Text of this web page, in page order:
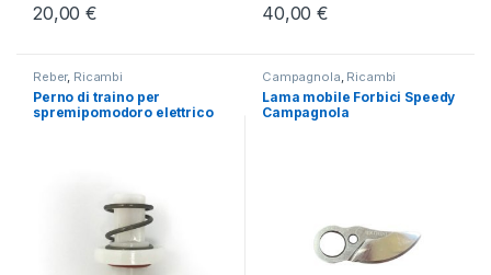
20,00€ 40,00€
Reber, Ricambi
Perno di traino per
spremipomodoro elettrico
Campagnola, Ricambi
Lama mobile Forbici Speedy
Campagnola